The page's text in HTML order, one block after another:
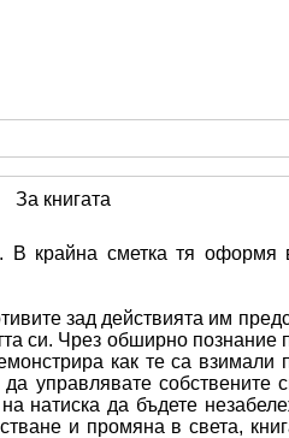
За книгата
В крайна сметка тя оформя
зад действията им
си. Чрез обширно познание
как те са взимали
управлявате собствените
натиска да бъдете
и промяна в света,